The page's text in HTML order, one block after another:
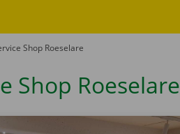
Shop Roeselare
Shop Roeselare